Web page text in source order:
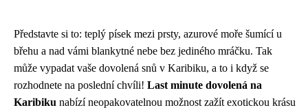
Představte si to: teplý písek mezi prsty, azurové moře šumící u
břehu a nad vámi blankytné nebe bez jediného mráčku. Tak
může vypadat vaše dovolená snů v Karibiku, a to i když se
rozhodnete na poslední chvíli! Last minute dovolená na
Karibiku nabízí neopakovatelnou možnost zažít exotickou krásu